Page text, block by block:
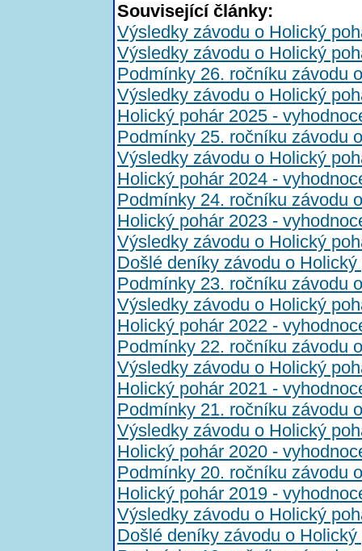
Související články:
Výsledky závodu o Holický
Výsledky závodu o Holický
Podmínky 26. ročníku závodu
Výsledky závodu o Holický
Holický pohár 2025 -
Podmínky 25. ročníku závodu
Výsledky závodu o Holický
Holický pohár 2024 -
Podmínky 24. ročníku závodu
Holický pohár 2023 -
Výsledky závodu o Holický
Došlé deníky závodu o Holický
Podmínky 23. ročníku závodu
Výsledky závodu o Holický
Holický pohár 2022 -
Podmínky 22. ročníku závodu
Výsledky závodu o Holický
Holický pohár 2021 -
Podmínky 21. ročníku závodu
Výsledky závodu o Holický
Holický pohár 2020 -
Podmínky 20. ročníku závodu
Holický pohár 2019 -
Výsledky závodu o Holický
Došlé deníky závodu o Holický